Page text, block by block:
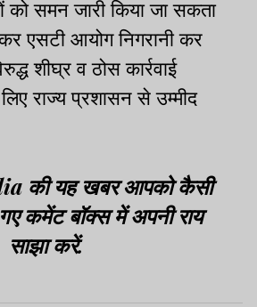
को समन जारी किया जा सकता
एसटी आयोग निगरानी कर
शीघ्र व ठोस कार्रवाई
राज्य प्रशासन से उम्मीद
की यह खबर आपको कैसी
कमेंट बॉक्स में अपनी राय
साझा करें.